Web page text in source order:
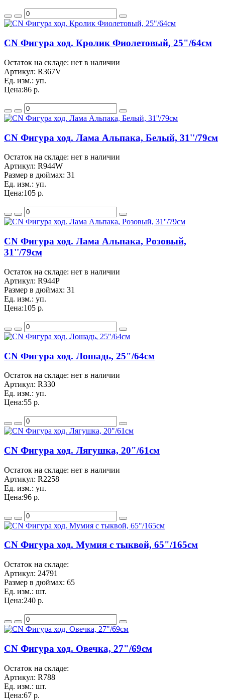
CN Фигура ход. Кролик Фиолетовый, 25"/64см
Остаток на складе: нет в наличии
Артикул: R367V
Ед. изм.: уп.
Цена:86 р.
CN Фигура ход. Лама Альпака, Белый, 31''/79см
Остаток на складе: нет в наличии
Артикул: R944W
Размер в дюймах: 31
Ед. изм.: уп.
Цена:105 р.
CN Фигура ход. Лама Альпака, Розовый,
31''/79см
Остаток на складе: нет в наличии
Артикул: R944P
Размер в дюймах: 31
Ед. изм.: уп.
Цена:105 р.
CN Фигура ход. Лошадь, 25"/64см
Остаток на складе: нет в наличии
Артикул: R330
Ед. изм.: уп.
Цена:55 р.
CN Фигура ход. Лягушка, 20"/61см
Остаток на складе: нет в наличии
Артикул: R2258
Ед. изм.: уп.
Цена:96 р.
CN Фигура ход. Мумия с тыквой, 65"/165см
Остаток на складе:
Артикул: 24791
Размер в дюймах: 65
Ед. изм.: шт.
Цена:240 р.
CN Фигура ход. Овечка, 27"/69см
Остаток на складе:
Артикул: R788
Ед. изм.: шт.
Цена:67 р.